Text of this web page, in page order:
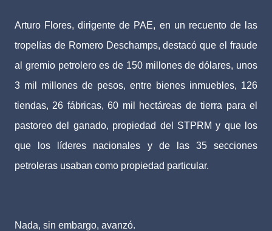
Arturo Flores, dirigente de PAE, en un recuento de las
tropelías de Romero Deschamps, destacó que el fraude
al gremio petrolero es de 150 millones de dólares, unos
3 mil millones de pesos, entre bienes inmuebles, 126
tiendas, 26 fábricas, 60 mil hectáreas de tierra para el
pastoreo del ganado, propiedad del STPRM y que los
que los líderes nacionales y de las 35 secciones
petroleras usaban como propiedad particular.
Nada, sin embargo, avanzó.